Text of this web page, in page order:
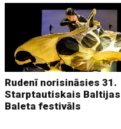
Rudenī norisināsies 31.
Starptautiskais Baltijas
Baleta festivāls